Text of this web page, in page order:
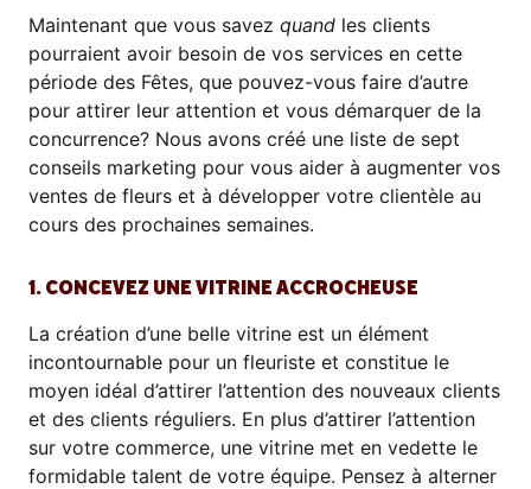
Maintenant que vous savez quand les clients
pourraient avoir besoin de vos services en cette
période des Fêtes, que pouvez-vous faire d’autre
pour attirer leur attention et vous démarquer de la
concurrence? Nous avons créé une liste de sept
conseils marketing pour vous aider à augmenter vos
ventes de fleurs et à développer votre clientèle au
cours des prochaines semaines.
1. CONCEVEZ UNE VITRINE ACCROCHEUSE
La création d’une belle vitrine est un élément
incontournable pour un fleuriste et constitue le
moyen idéal d’attirer l’attention des nouveaux clients
et des clients réguliers. En plus d’attirer l’attention
sur votre commerce, une vitrine met en vedette le
formidable talent de votre équipe. Pensez à alterner